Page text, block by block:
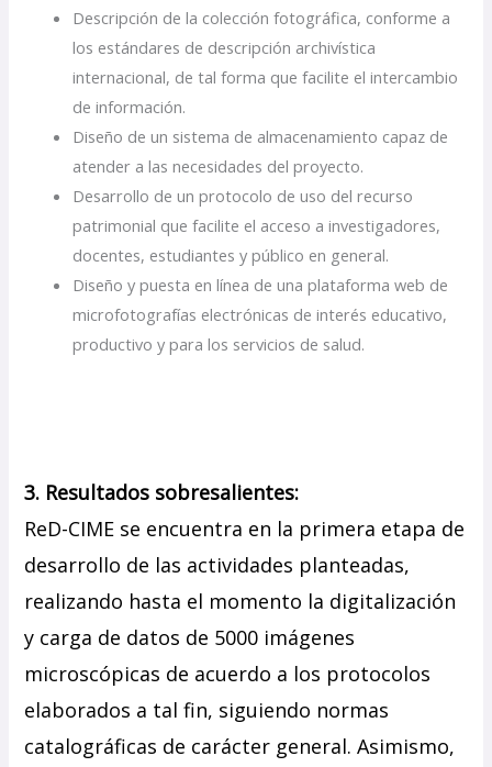
Descripción de la colección fotográfica, conforme a
los estándares de descripción archivística
internacional, de tal forma que facilite el intercambio
de información.
Diseño de un sistema de almacenamiento capaz de
atender a las necesidades del proyecto.
Desarrollo de un protocolo de uso del recurso
patrimonial que facilite el acceso a investigadores,
docentes, estudiantes y público en general.
Diseño y puesta en línea de una plataforma web de
microfotografías electrónicas de interés educativo,
productivo y para los servicios de salud.
3. Resultados sobresalientes:
ReD-CIME se encuentra en la primera etapa de
desarrollo de las actividades planteadas,
realizando hasta el momento la digitalización
y carga de datos de 5000 imágenes
microscópicas de acuerdo a los protocolos
elaborados a tal fin, siguiendo normas
catalográficas de carácter general. Asimismo,